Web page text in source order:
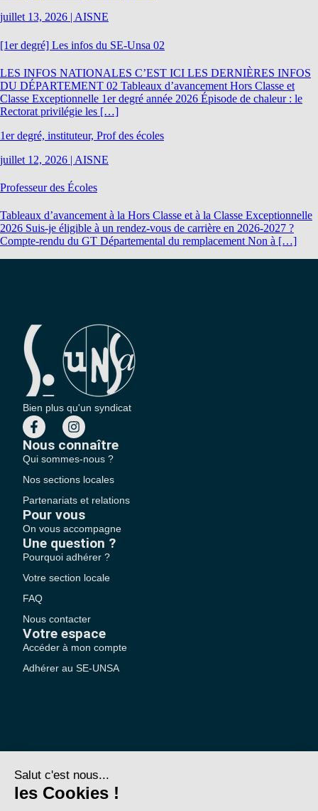
juillet 13, 2026 | AISNE
[1er degré] Les infos du SE-Unsa 02
LES INFOS NATIONALES C’EST ICI LES DERNIÈRES INFOS
DU DÉPARTEMENT 02 Tableaux d’avancement Hors Classe et
Classe Exceptionnelle 1er degré année 2026 Épisode de chaleur : le
Rectorat privilégie les […]
1er degré, instituteur, Prof des écoles
juillet 12, 2026 | AISNE
Professeur des Écoles
Tableaux d’avancement à la Hors Classe et à la Classe Exceptionnelle
2026 Suis-je éligible à un rendez-vous de carrière en 2026-2027 ?
Compte-rendu du GT Départemental du remplacement Non à […]
Bien plus qu'un syndicat
Nous connaître
Qui sommes-nous ?
Nos sections locales
Partenariats et relations
Pour vous
On vous accompagne
Une question ?
Pourquoi adhérer ?
Votre section locale
FAQ
Nous contacter
Votre espace
Accéder à mon compte
Adhérer au SE-UNSA
SE-Unsa est un syndicat de l’UNSA